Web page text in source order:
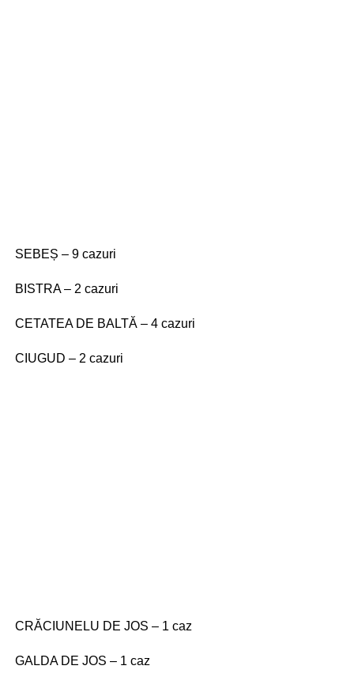
SEBEȘ – 9 cazuri
BISTRA – 2 cazuri
CETATEA DE BALTĂ – 4 cazuri
CIUGUD – 2 cazuri
CRĂCIUNELU DE JOS – 1 caz
GALDA DE JOS – 1 caz